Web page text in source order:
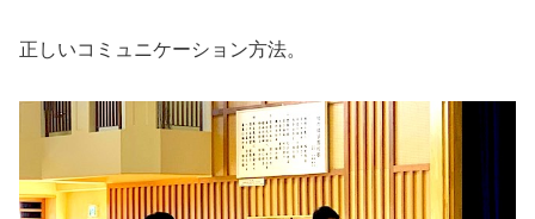
正しいコミュニケーション方法。